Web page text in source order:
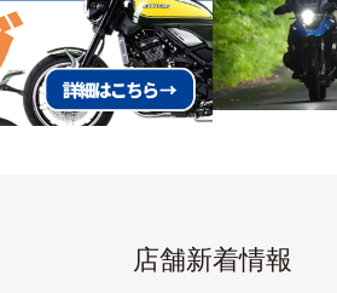
店舗新着情報